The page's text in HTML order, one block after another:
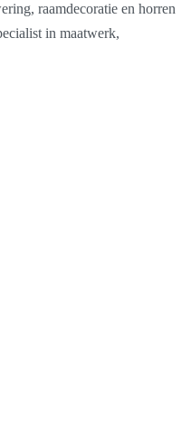
raamdecoratie en horren
in maatwerk,